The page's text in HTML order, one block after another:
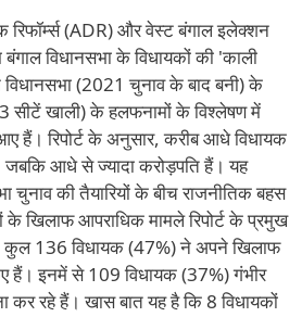
रिफॉर्म्स (ADR) और वेस्ट बंगाल इलेक्शन
बंगाल विधानसभा के विधायकों की 'काली
(2021 चुनाव के बाद बनी) के
सीटें खाली) के हलफनामों के विश्लेषण में
हैं। रिपोर्ट के अनुसार, करीब आधे विधायक
जबकि आधे से ज्यादा करोड़पति हैं। यह
की तैयारियों के बीच राजनीतिक बहस
के खिलाफ आपराधिक मामले रिपोर्ट के प्रमुख
136 विधायक (47%) ने अपने खिलाफ
हैं। इनमें से 109 विधायक (37%) गंभीर
कर रहे हैं। खास बात यह है कि 8 विधायकों